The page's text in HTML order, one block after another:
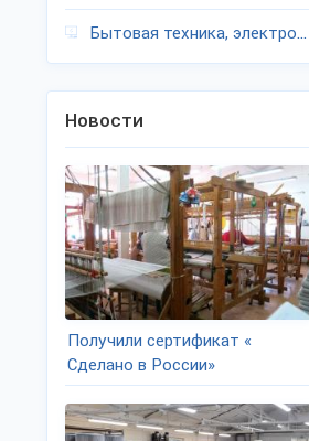
Бытовая техника, электроника, Ð³.Ликино-Дулево
Новости
Получили сертификат «
Сделано в России»